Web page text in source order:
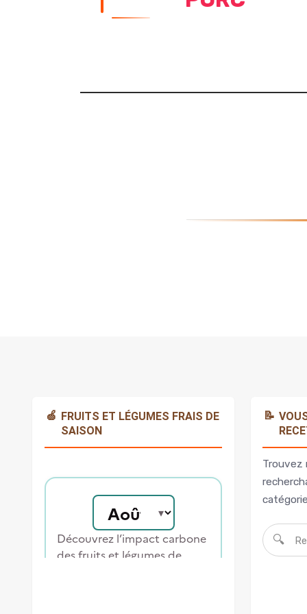
🍏 FRUITS ET LÉGUMES FRAIS DE
SAISON
📝
Trouvez
🔍